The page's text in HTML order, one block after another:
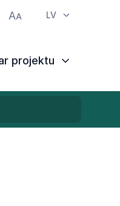
LV
projektu